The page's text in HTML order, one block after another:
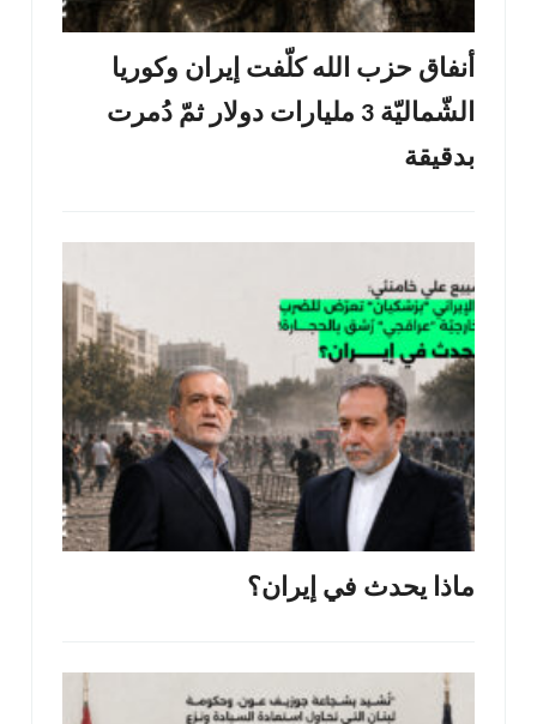
أنفاق حزب الله كلّفت إيران وكوريا
الشّماليّة 3 مليارات دولار ثمّ دُمرت
بدقيقة
ماذا يحدث في إيران؟